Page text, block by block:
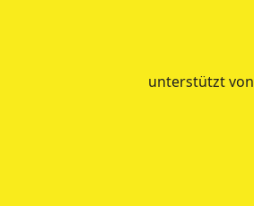
unterstützt von